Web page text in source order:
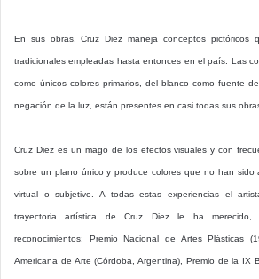
En sus obras, Cruz Diez maneja conceptos pictóricos
tradicionales empleadas hasta entonces en el país. Las
como únicos colores primarios, del blanco como fuente
negación de la luz, están presentes en casi todas sus
Cruz Diez es un mago de los efectos visuales y con
sobre un plano único y produce colores que no han sido
virtual o subjetivo. A todas estas experiencias el
trayectoria artística de Cruz Diez le ha merecido,
reconocimientos: Premio Nacional de Artes Plásticas
Americana de Arte (Córdoba, Argentina), Premio de la IX